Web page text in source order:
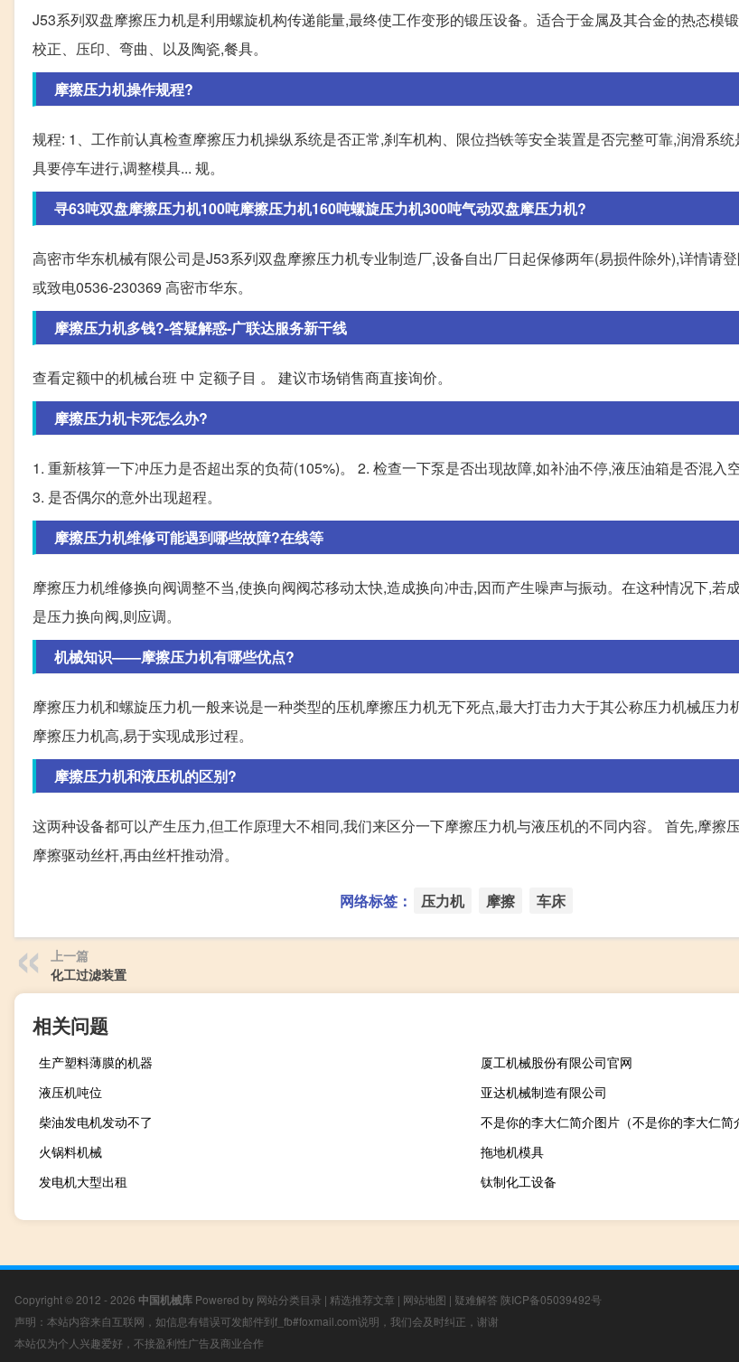
J53系列双盘摩擦压力机是利用螺旋机构传递能量,最终使工作变形的锻压设备。适合于金属及其合金的热态模锻
校正、压印、弯曲、以及陶瓷,餐具。
摩擦压力机操作规程?
规程: 1、工作前认真检查摩擦压力机操纵系统是否正常,刹车机构、限位挡铁等安全装置是否完整可靠,润滑系
具要停车进行,调整模具... 规。
寻63吨双盘摩擦压力机100吨摩擦压力机160吨螺旋压力机300吨气动双盘摩压力机?
高密市华东机械有限公司是J53系列双盘摩擦压力机专业制造厂,设备自出厂日起保修两年(易损件除外),详情请
或致电0536-230369 高密市华东。
摩擦压力机多钱?-答疑解惑-广联达服务新干线
查看定额中的机械台班 中 定额子目 。 建议市场销售商直接询价。
摩擦压力机卡死怎么办?
1. 重新核算一下冲压力是否超出泵的负荷(105%)。 2. 检查一下泵是否出现故障,如补油不停,液压油箱是否混入
3. 是否偶尔的意外出现超程。
摩擦压力机维修可能遇到哪些故障?在线等
摩擦压力机维修换向阀调整不当,使换向阀阀芯移动太快,造成换向冲击,因而产生噪声与振动。在这种情况下,若
是压力换向阀,则应调。
机械知识——摩擦压力机有哪些优点?
摩擦压力机和螺旋压力机一般来说是一种类型的压机摩擦压力机无下死点,最大打击力大于其公称压力机械压力
摩擦压力机高,易于实现成形过程。
摩擦压力机和液压机的区别?
这两种设备都可以产生压力,但工作原理大不相同,我们来区分一下摩擦压力机与液压机的不同内容。 首先,摩擦
摩擦驱动丝杆,再由丝杆推动滑。
网络标签： 压力机 摩擦 车床
上一篇
化工过滤装置
相关问题
生产塑料薄膜的机器
厦工机械股份有限公司官网
液压机吨位
亚达机械制造有限公司
柴油发电机发动不了
不是你的李大仁简介图片（不是你的李大仁简
火锅料机械
拖地机模具
发电机大型出租
钛制化工设备
Copyright © 2012 - 2026 中国机械库 Powered by 网站分类目录 | 精选推荐文章 | 网站地图 | 疑难解答 陕ICP备05039492号
声明：本站内容来自互联网，如信息有错误可发邮件到f_fb#foxmail.com说明，我们会及时纠正，谢谢
本站仅为个人兴趣爱好，不接盈利性广告及商业合作